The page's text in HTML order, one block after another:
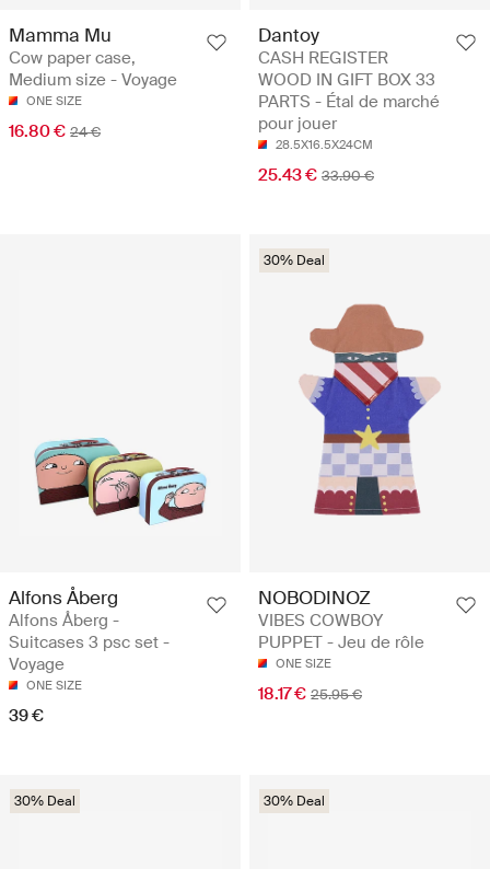
Mamma Mu
Cow paper case,
Medium size - Voyage
ONE SIZE
16.80 € 24 €
Dantoy
CASH REGISTER
WOOD IN GIFT BOX 33
PARTS - Étal de marché
pour jouer
28.5X16.5X24CM
25.43 € 33.90 €
Alfons Åberg
Alfons Åberg -
Suitcases 3 psc set -
Voyage
ONE SIZE
39 €
30% Deal
NOBODINOZ
VIBES COWBOY
PUPPET - Jeu de rôle
ONE SIZE
18.17 € 25.95 €
30% Deal 30% Deal